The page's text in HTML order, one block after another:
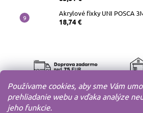
Používame cookies, aby sme Vám
prehliadanie webu a vďaka analýze
jeho funkcie.
Akrylové fixky UNI POSCA
18,74 €